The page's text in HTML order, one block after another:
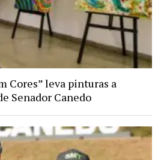
Cores” leva pinturas a
Senador Canedo